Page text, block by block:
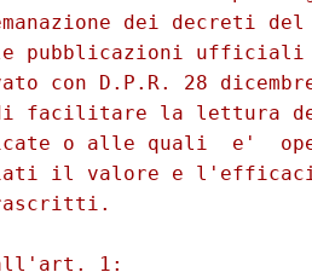
dei decreti
pubblicazioni
con D.P.R. 28
facilitare la lettura
o alle quali  e'
il valore e
1: